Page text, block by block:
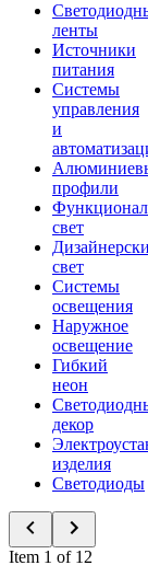
ленты
Источники
питания
Системы
управления
и
профили
свет
свет
Системы
освещения
Наружное
освещение
Гибкий
неон
декор
изделия
Светодиоды
Item 1 of 12